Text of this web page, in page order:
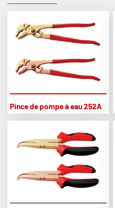
Pince de pompe à eau 252A